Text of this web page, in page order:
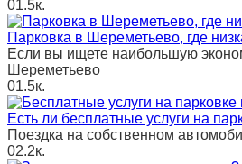
01.5к.
Парковка в Шереметьево, где
Если вы ищете наибольшую
Шереметьево
01.5к.
Есть ли бесплатные услуги на
Поездка на собственном
02.2к.